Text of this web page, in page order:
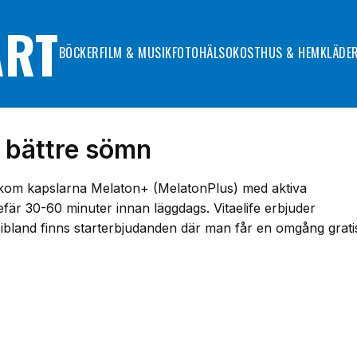
BÖCKERFILM & MUSIKFOTOHÄLSOKOSTHUS & HEM
sömn
kapslarna Melaton+ (MelatonPlus) med aktiva
30-60 minuter innan läggdags. Vitaelife erbjuder
finns starterbjudanden där man får en omgång